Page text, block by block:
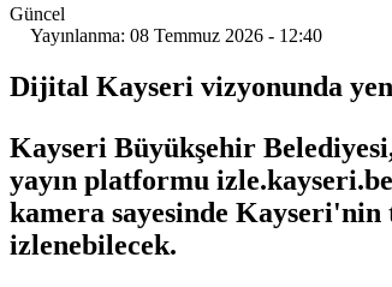
Güncel
Yayınlanma: 08 Temmuz 2026 - 12:40
Dijital Kayseri vizyonunda
Kayseri Büyükşehir
yayın platformu
kamera sayesinde
izlenebilecek.